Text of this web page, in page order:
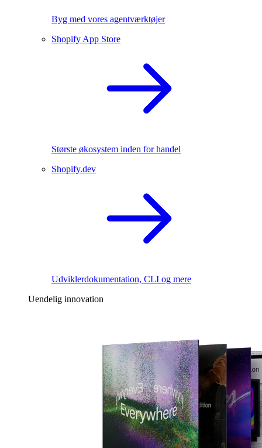
Byg med vores agentværktøjer
Shopify App Store
Største økosystem inden for handel
Shopify.dev
Udviklerdokumentation, CLI og mere
Uendelig innovation